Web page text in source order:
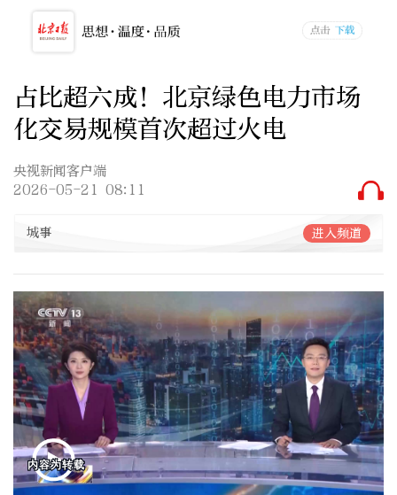
占比超六成！北京绿色电力市场
化交易规模首次超过火电
央视新闻客户端
2026-05-21 08:11
城事 进入频道